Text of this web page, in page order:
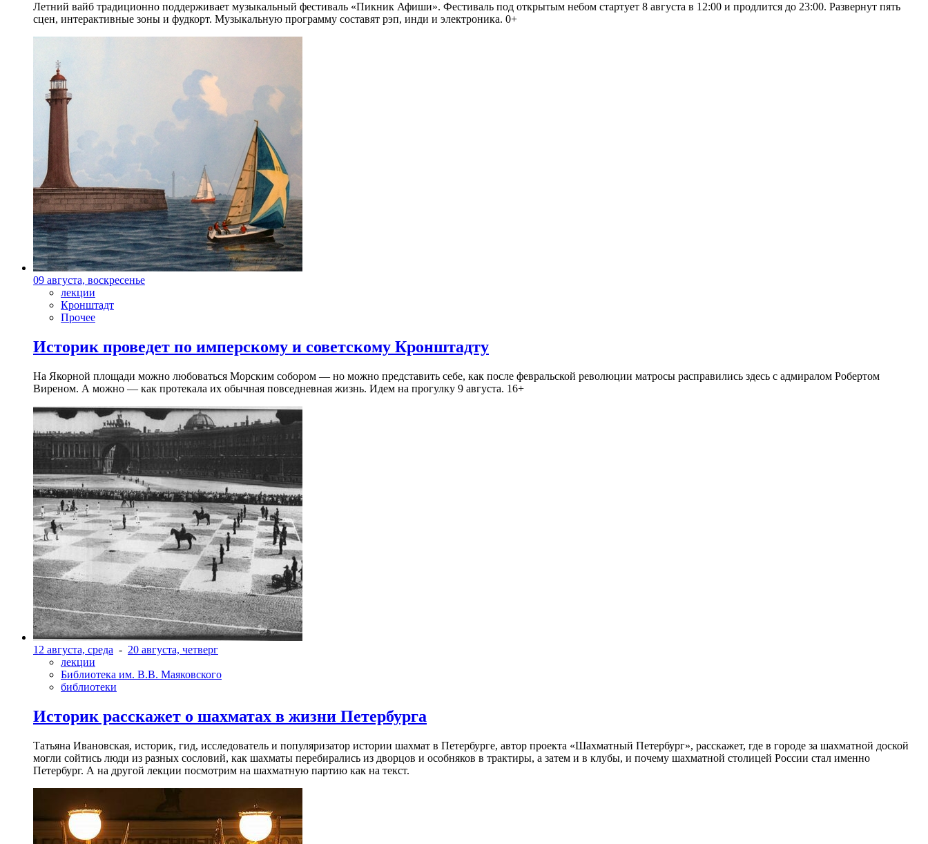
Летний вайб традиционно поддерживает музыкальный фестиваль «Пикник Афиши». Фестиваль под открытым небом стартует 8 августа в 12:00 и продлится до 23:00. Развернут пять
сцен, интерактивные зоны и фудкорт. Музыкальную программу составят рэп, инди и электроника. 0+
09 августа, воскресенье
лекции
Кронштадт
Прочее
Историк проведет по имперскому и советскому Кронштадту
На Якорной площади можно любоваться Морским собором — но можно представить себе, как после февральской революции матросы расправились здесь с адмиралом Робертом
Виреном. А можно — как протекала их обычная повседневная жизнь. Идем на прогулку 9 августа. 16+
12 августа, среда - 20 августа, четверг
лекции
Библиотека им. В.В. Маяковского
библиотеки
Историк расскажет о шахматах в жизни Петербурга
Татьяна Ивановская, историк, гид, исследователь и популяризатор истории шахмат в Петербурге, автор проекта «Шахматный Петербург», расскажет, где в городе за шахматной доской
могли сойтись люди из разных сословий, как шахматы перебирались из дворцов и особняков в трактиры, а затем и в клубы, и почему шахматной столицей России стал именно
Петербург. А на другой лекции посмотрим на шахматную партию как на текст.